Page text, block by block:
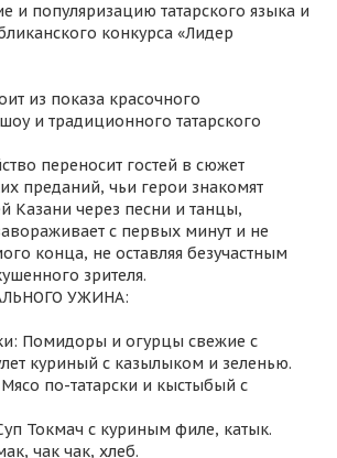
и популяризацию татарского языка и
конкурса «Лидер
из показа красочного
и традиционного татарского
переносит гостей в сюжет
преданий, чьи герои знакомят
Казани через песни и танцы,
с первых минут и не
конца, не оставляя безучастным
зрителя.
УЖИНА:
Помидоры и огурцы свежие с
куриный с казылыком и зеленью.
Мясо по-татарски и кыстыбый с
Токмач с куриным филе, катык.
чак чак, хлеб.